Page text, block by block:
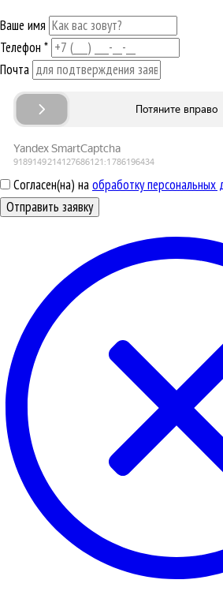
Ваше имя
Телефон *
Почта
Согласен(на) наобработку персональных
Отправить заявку